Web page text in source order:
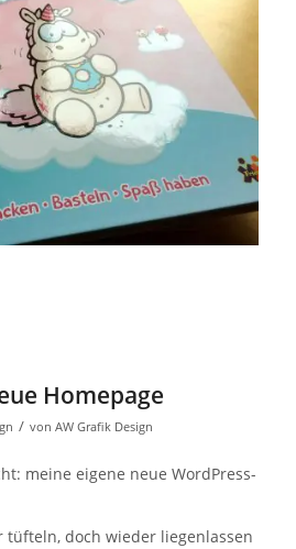
Homepage
/ von AW Grafik Design
meine eigene neue WordPress-
tüfteln, doch wieder liegenlassen